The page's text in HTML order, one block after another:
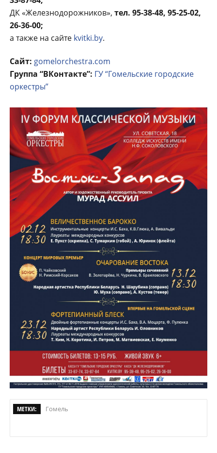
ДК «Железнодорожников», тел. 95-38-48, 95-25-02,
26-36-00;
а также на сайте kvitki.by.
Сайт: gomelorchestra.com
Группа “ВКонтакте”: ГУ “Гомельские городские
оркестры”
МЕТКИ: Гомель